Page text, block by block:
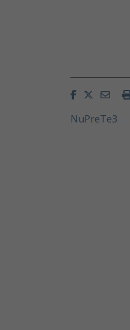
FacebookTwitter
NuPreTe3